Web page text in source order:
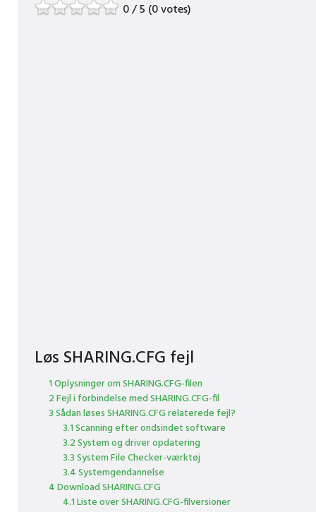
0 / 5 (0 votes)
Løs SHARING.CFG fejl
1 Oplysninger om SHARING.CFG-filen
2 Fejl i forbindelse med SHARING.CFG-fil
3 Sådan løses SHARING.CFG relaterede fejl?
3.1 Scanning efter ondsindet software
3.2 System og driver opdatering
3.3 System File Checker-værktøj
3.4 Systemgendannelse
4 Download SHARING.CFG
4.1 Liste over SHARING.CFG-filversioner